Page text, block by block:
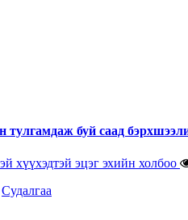
буй саад
хүүхэдтэй эцэг эхийн холбоо
Судалгаа